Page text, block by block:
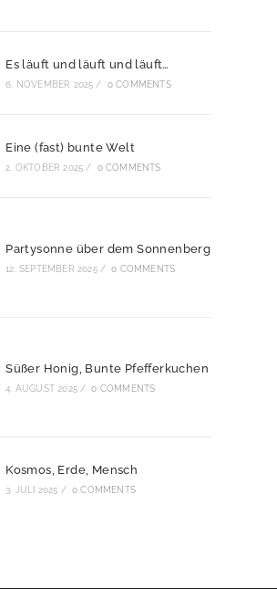
Es läuft und läuft und läuft…
6. NOVEMBER 2025 / 0 COMMENTS
Eine (fast) bunte Welt
2. OKTOBER 2025 / 0 COMMENTS
Partysonne über dem Sonnenberg
12. SEPTEMBER 2025 / 0 COMMENTS
Süßer Honig, Bunte Pfefferkuchen
4. AUGUST 2025 / 0 COMMENTS
Kosmos, Erde, Mensch
3. JULI 2025 / 0 COMMENTS